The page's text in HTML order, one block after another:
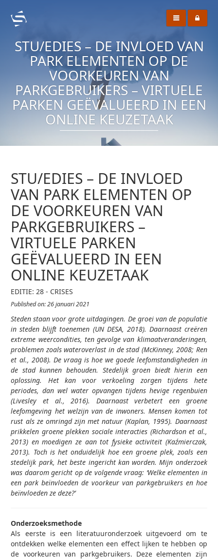
STU/EDIES – DE INVLOED VAN
PARK ELEMENTEN OP DE
VOORKEUREN VAN
PARKGEBRUIKERS – VIRTUELE
PARKEN GEËVALUEERD IN EEN
ONLINE KEUZETAAK
STU/EDIES – DE INVLOED
VAN PARK ELEMENTEN OP
DE VOORKEUREN VAN
PARKGEBRUIKERS –
VIRTUELE PARKEN
GEËVALUEERD IN EEN
ONLINE KEUZETAAK
EDITIE: 28 - CRISES
Published on: 26 januari 2021
Steden staan voor grote uitdagingen. De groei van de populatie
in steden blijft toenemen (UN DESA, 2018). Daarnaast creëren
extreme weercondities, ten gevolge van klimaatveranderingen,
problemen zoals wateroverlast in de stad (McKinney, 2008; Ren
et al., 2008). De vraag is hoe we goede leefomstandigheden in
de stad kunnen behouden. Stedelijk groen biedt hierin een
oplossing. Het kan voor verkoeling zorgen tijdens hete
periodes, dan wel water opvangen tijdens hevige regenbuien
(Livesley et al., 2016). Daarnaast verbetert een groene
leefomgeving het welzijn van de inwoners. Mensen komen tot
rust als ze omringd zijn met natuur (Kaplan, 1995). Daarnaast
prikkelen groene plekken sociale interacties (Richardson et al.,
2013) en moedigen ze aan tot fysieke activiteit (Kaźmierczak,
2013). Toch is het onduidelijk hoe een groene plek, zoals een
stedelijk park, het beste ingericht kan worden. Mijn onderzoek
was daarom gericht op de volgende vraag: ‘Welke elementen in
een park beïnvloeden de voorkeur van parkgebruikers en hoe
beïnvloeden ze deze?’
Onderzoeksmethode
Als eerste is een literatuuronderzoek uitgevoerd om te
ontdekken welke elementen een effect lijken te hebben op
de voorkeuren van parkgebruikers. Deze elementen zijn